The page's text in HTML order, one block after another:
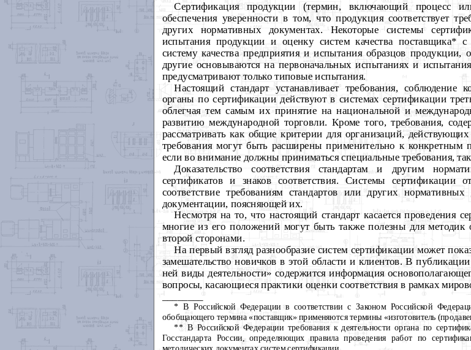
Сертификация продукции (термин, включающий процесс
обеспечения уверенности в том, что продукция соответствует
других нормативных документах. Некоторые системы
испытания продукции и оценку систем качества поставщика*
систему качества предприятия и испытания образцов
другие основываются на первоначальных испытаниях и
предусматривают только типовые испытания.
Настоящий стандарт устанавливает требования, соблюдение
органы по сертификации действуют в системах сертификации
облегчая тем самым их принятие на национальной и
развитию международной торговли. Кроме того, требования,
рассматривать как общие критерии для организаций,
требования могут быть расширены применительно к
если во внимание должны приниматься специальные требования,
Доказательство соответствия стандартам и другим
сертификатов и знаков соответствия. Системы сертификации
соответствие требованиям стандартов или других
документации, поясняющей их.
Несмотря на то, что настоящий стандарт касается проведения
многие из его положений могут быть также полезны для методик
второй сторонами.
На первый взгляд разнообразие систем сертификации может
замешательство новичков в этой области и клиентов. В
ней виды деятельности» содержится информация
вопросы, касающиеся практики оценки соответствия в рамках
________
* В Российской Федерации в соответствии с Законом Российской
обобщающего термина «поставщик» применяются термины «изготовитель
** В Российской Федерации требования к деятельности органа по
Госстандарта России, определяющих правила проведения работ по